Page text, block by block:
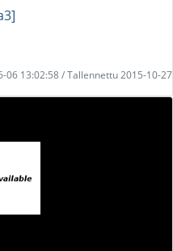
06 13:02:58 / Tallennettu 2015-10-27